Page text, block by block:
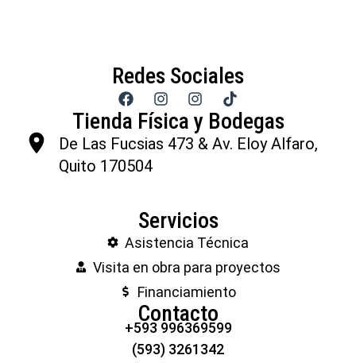
Redes Sociales
Tienda Física y Bodegas
De Las Fucsias 473 & Av. Eloy Alfaro,
Quito 170504
Servicios
Asistencia Técnica
Visita en obra para proyectos
Financiamiento
Contacto
+593 996369599
(593) 3261342